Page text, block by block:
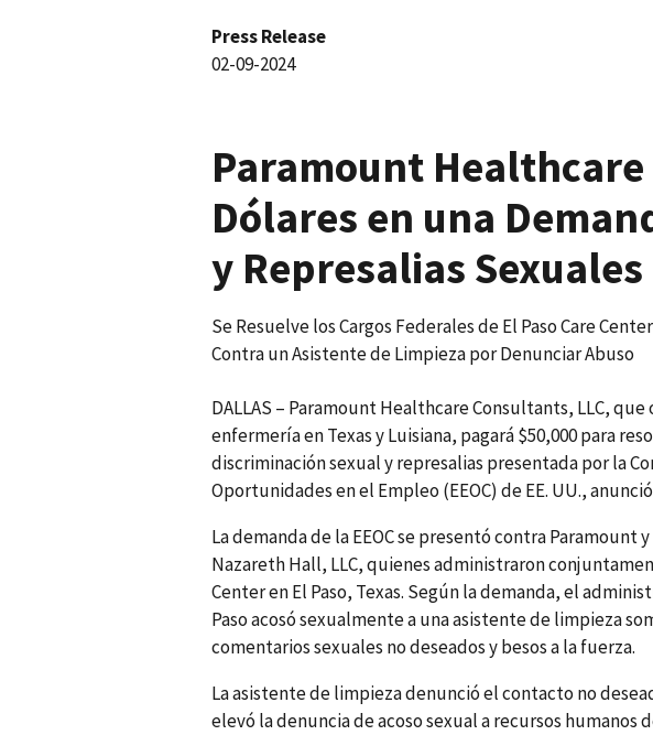
Press Release
02-09-2024
Paramount
Dólares en una
y Represalias Sexuales
Se Resuelve los Cargos Federales de El Paso Care
Contra un Asistente de Limpieza por Denunciar Abuso
DALLAS – Paramount Healthcare Consultants, LLC,
enfermería en Texas y Luisiana, pagará $50,000 para
discriminación sexual y represalias presentada por la
Oportunidades en el Empleo (EEOC) de EE. UU.,
La demanda de la EEOC se presentó contra Paramount
Nazareth Hall, LLC, quienes administraron
Center en El Paso, Texas. Según la demanda, el
Paso acosó sexualmente a una asistente de limpieza
comentarios sexuales no deseados y besos a la fuerza.
La asistente de limpieza denunció el contacto no
elevó la denuncia de acoso sexual a recursos humanos